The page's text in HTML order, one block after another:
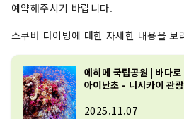
예약해주시기 바랍니다.
스쿠버 다이빙에 대한 자세한 내용을 보
에히메 국립공원 | 바다
아이난초 - 니시카이 관
2025.11.07